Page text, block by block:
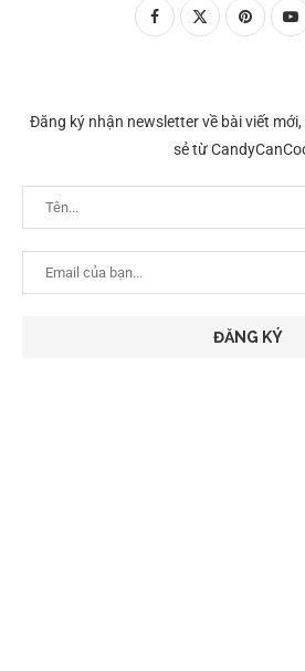
Đăng ký nhận newsletter về bài viết
sẻ từ